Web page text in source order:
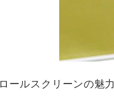
ロールスクリーンの魅力